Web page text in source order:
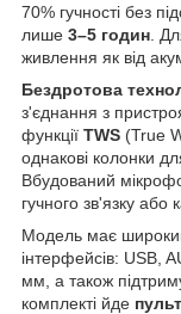
70% гучності без
лише 3–5 годин .
живлення як від
Бездротова
з'єднання з
функції TWS (True
однакові колонки
Вбудований
гучного зв'язку або
Модель має
інтерфейсів: USB,
мм, а також
комплекті йде